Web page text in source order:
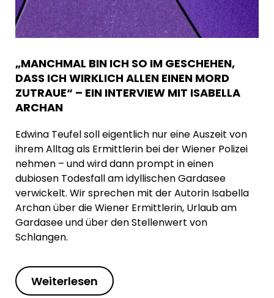
„MANCHMAL BIN ICH SO IM GESCHEHEN,
DASS ICH WIRKLICH ALLEN EINEN MORD
ZUTRAUE“ – EIN INTERVIEW MIT ISABELLA
ARCHAN
Edwina Teufel soll eigentlich nur eine Auszeit von
ihrem Alltag als Ermittlerin bei der Wiener Polizei
nehmen – und wird dann prompt in einen
dubiosen Todesfall am idyllischen Gardasee
verwickelt. Wir sprechen mit der Autorin Isabella
Archan über die Wiener Ermittlerin, Urlaub am
Gardasee und über den Stellenwert von
Schlangen.
Weiterlesen